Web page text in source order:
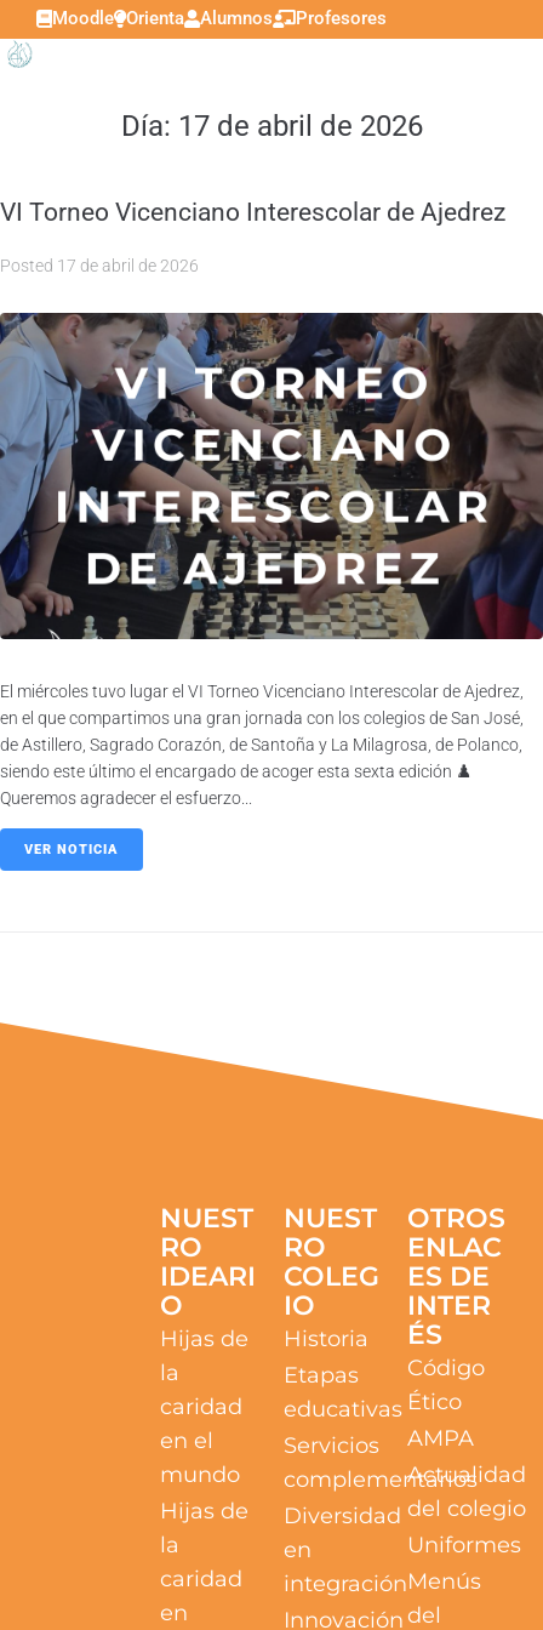
Moodle Orienta Alumnos Profesores
Día: 17 de abril de 2026
VI Torneo Vicenciano Interescolar de Ajedrez
Posted 17 de abril de 2026
El miércoles tuvo lugar el VI Torneo Vicenciano Interescolar de Ajedrez,
en el que compartimos una gran jornada con los colegios de San José,
de Astillero, Sagrado Corazón, de Santoña y La Milagrosa, de Polanco,
siendo este último el encargado de acoger esta sexta edición ♟️
Queremos agradecer el esfuerzo...
VER NOTICIA
NUEST
RO
IDEARI
O
Hijas de
la
caridad
en el
mundo
Hijas de
la
caridad
en
NUEST
RO
COLEG
IO
Historia
Etapas
educativas
Servicios
complementarios
Diversidad
en
integración
Innovación
OTROS
ENLAC
ES DE
INTER
ÉS
Código
Ético
AMPA
Actualidad
del colegio
Uniformes
Menús
del